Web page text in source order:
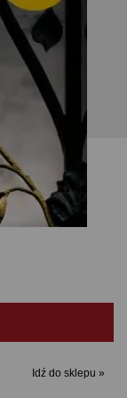
Idź do sklepu »